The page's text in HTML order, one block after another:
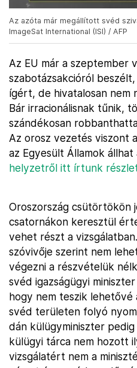
Az azóta már megállított svéd
ImageSat International (ISI) / AFP
Az EU már a szeptember
szabotázsakcióról
ígért, de hivatalosan nem
Bár irracionálisnak tűnik,
szándékosan
Az orosz vezetés viszont
az Egyesült Államok
helyzetről itt írtunk
Oroszország csütörtökön
csatornákon keresztül
vehet részt a
szóvivője szerint nem
végezni a részvételük
svéd igazságügyi
hogy nem teszik
svéd területen folyó
dán külügyminiszter
külügyi tárca nem hozott
vizsgálatért nem a